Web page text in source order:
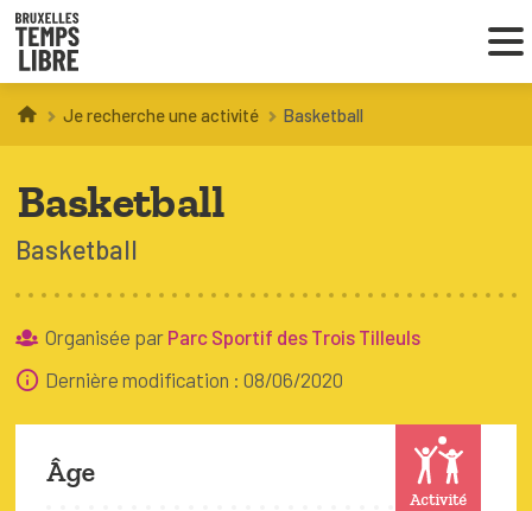
Infos parents
Droit au loisir
Coordinations ATL
À BRUXELLES
Je recherche une activité Basketball
Basketball
Basketball
Organisée par Parc Sportif des Trois Tilleuls
Dernière modification : 08/06/2020
Activité
Âge